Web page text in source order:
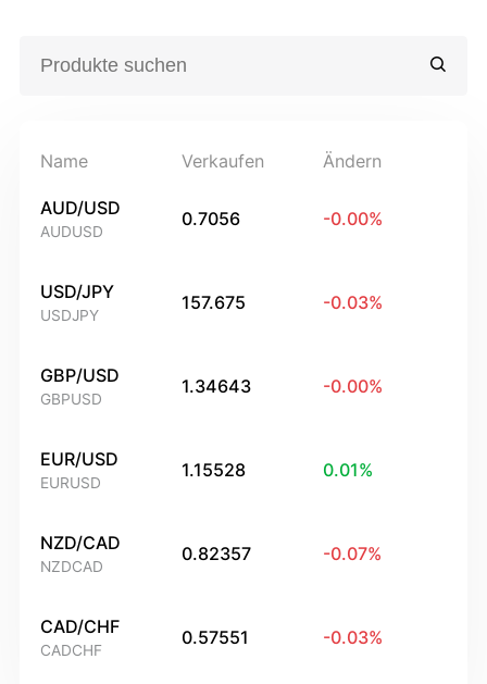
Name Verkaufen Ändern
AUD/USD
AUDUSD
0.7056 -0.00%
USD/JPY
USDJPY
157.675 -0.03%
GBP/USD
GBPUSD
1.34643 -0.00%
EUR/USD
EURUSD
1.15528 0.01%
NZD/CAD
NZDCAD
0.82357 -0.07%
CAD/CHF
CADCHF
0.57551 -0.03%